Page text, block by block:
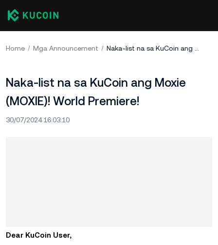
Home Mga Announcement Naka-list na sa KuCoin ang Moxie (MOXIE)! World Premiere!
Naka-list na sa KuCoin ang Moxie
(MOXIE)! World Premiere!
30/07/2024 16:03:10
Dear KuCoin User,